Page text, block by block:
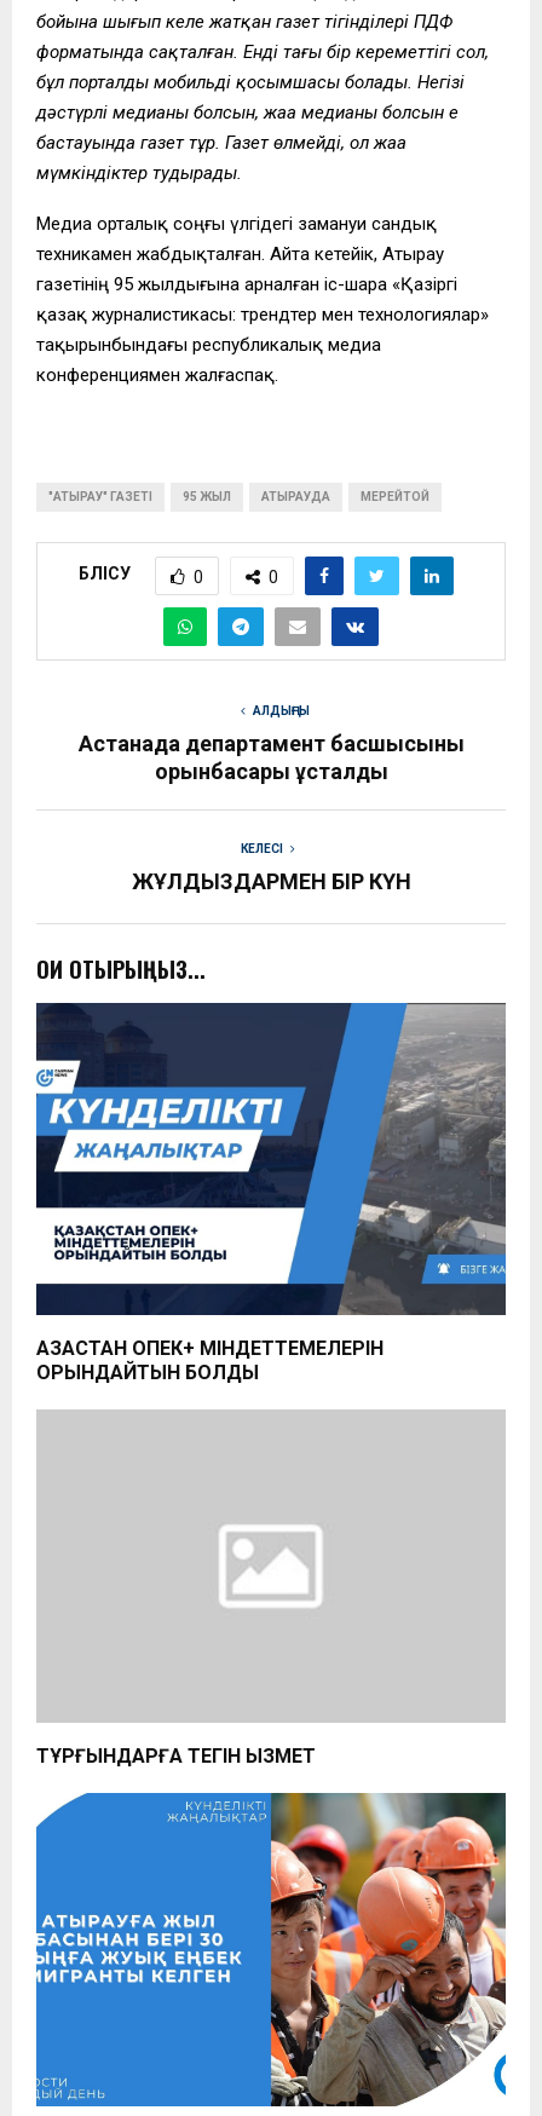
бойына шығып келе жатқан газет тігінділері ПДФ
форматында сақталған. Енді тағы бір кереметтігі сол,
бұл порталдың мобильді қосымшасы болады. Негізі
дәстүрлі медианың болсын, жаңа медианың болсын ең
бастауында газет тұр. Газет өлмейді, ол жаңа
мүмкіндіктер тудырады.
Медиа орталық соңғы үлгідегі замануи сандық
техникамен жабдықталған. Айта кетейік, Атырау
газетінің 95 жылдығына арналған іс-шара «Қазіргі
қазақ журналистикасы: трендтер мен технологиялар»
тақырынбындағы республикалық медиа
конференциямен жалғаспақ.
"АТЫРАУ" ГАЗЕТІ 95 ЖЫЛ АТЫРАУДА МЕРЕЙТОЙ
БӨЛІСУ 0 0
АЛДЫҢҒЫ
Астанада департамент басшысының
орынбасары ұсталды
КЕЛЕСІ
ЖҰЛДЫЗДАРМЕН БІР КҮН
ОҚИ ОТЫРЫҢЫЗ...
ҚАЗАҚСТАН ОПЕК+ МІНДЕТТЕМЕЛЕРІН
ОРЫНДАЙТЫН БОЛДЫ
ТҰРҒЫНДАРҒА ТЕГІН ҚЫЗМЕТ